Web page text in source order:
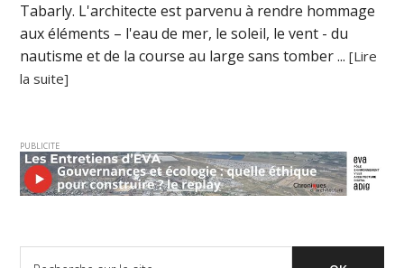
Tabarly. L'architecte est parvenu à rendre hommage
aux éléments – l'eau de mer, le soleil, le vent - du
nautisme et de la course au large sans tomber ...[Lire
la suite]
PUBLICITE